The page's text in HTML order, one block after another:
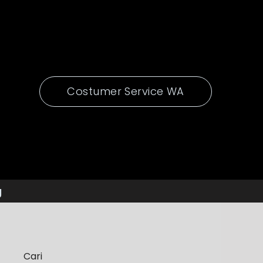
Costumer Service WA
Cari